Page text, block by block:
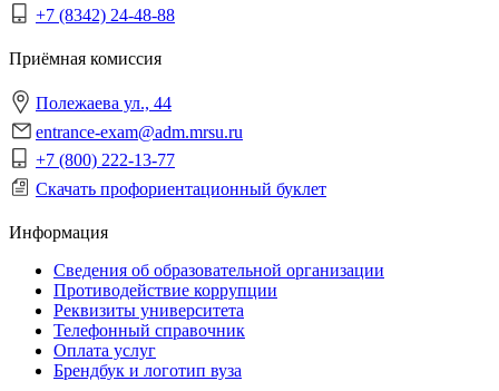
+7 (8342) 24-48-88
Приёмная комиссия
Полежаева ул., 44
entrance-exam@adm.mrsu.ru
+7 (800) 222-13-77
Скачать профориентационный буклет
Информация
Сведения об образовательной организации
Противодействие коррупции
Реквизиты университета
Телефонный справочник
Оплата услуг
Брендбук и логотип вуза